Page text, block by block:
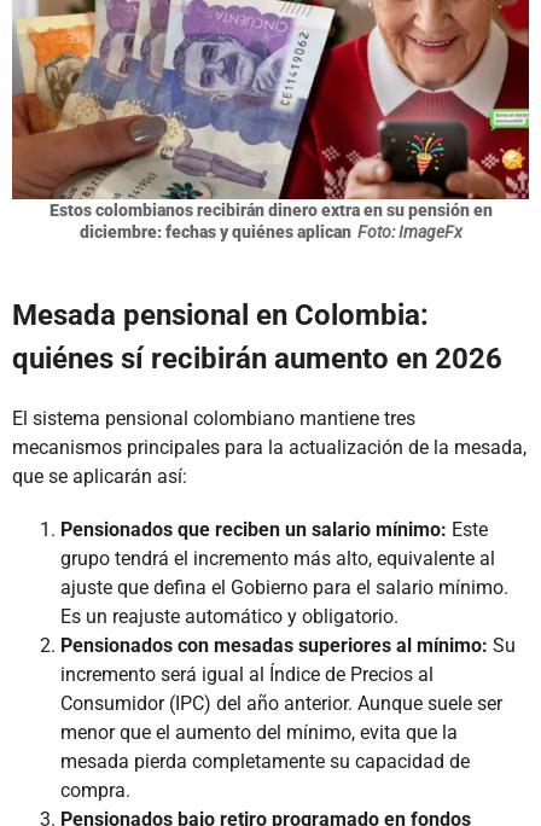
Estos colombianos recibirán dinero extra en su pensión en
diciembre: fechas y quiénes aplican Foto: ImageFx
Mesada pensional en Colombia:
quiénes sí recibirán aumento en 2026
El sistema pensional colombiano mantiene tres
mecanismos principales para la actualización de la mesada,
que se aplicarán así:
Pensionados que reciben un salario mínimo: Este
grupo tendrá el incremento más alto, equivalente al
ajuste que defina el Gobierno para el salario mínimo.
Es un reajuste automático y obligatorio.
Pensionados con mesadas superiores al mínimo: Su
incremento será igual al Índice de Precios al
Consumidor (IPC) del año anterior. Aunque suele ser
menor que el aumento del mínimo, evita que la
mesada pierda completamente su capacidad de
compra.
Pensionados bajo retiro programado en fondos